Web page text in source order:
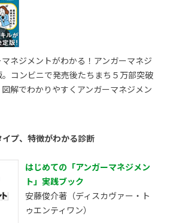
ネジメントがわかる！アンガーマネジ
コンビニで発売後たちまち５万部突破
解でわかりやすくアンガーマネジメン
プ、特徴がわかる診断
はじめての「アンガーマネジメン
ト」実践ブック
安藤俊介著（ディスカヴァー・ト
ゥエンティワン）